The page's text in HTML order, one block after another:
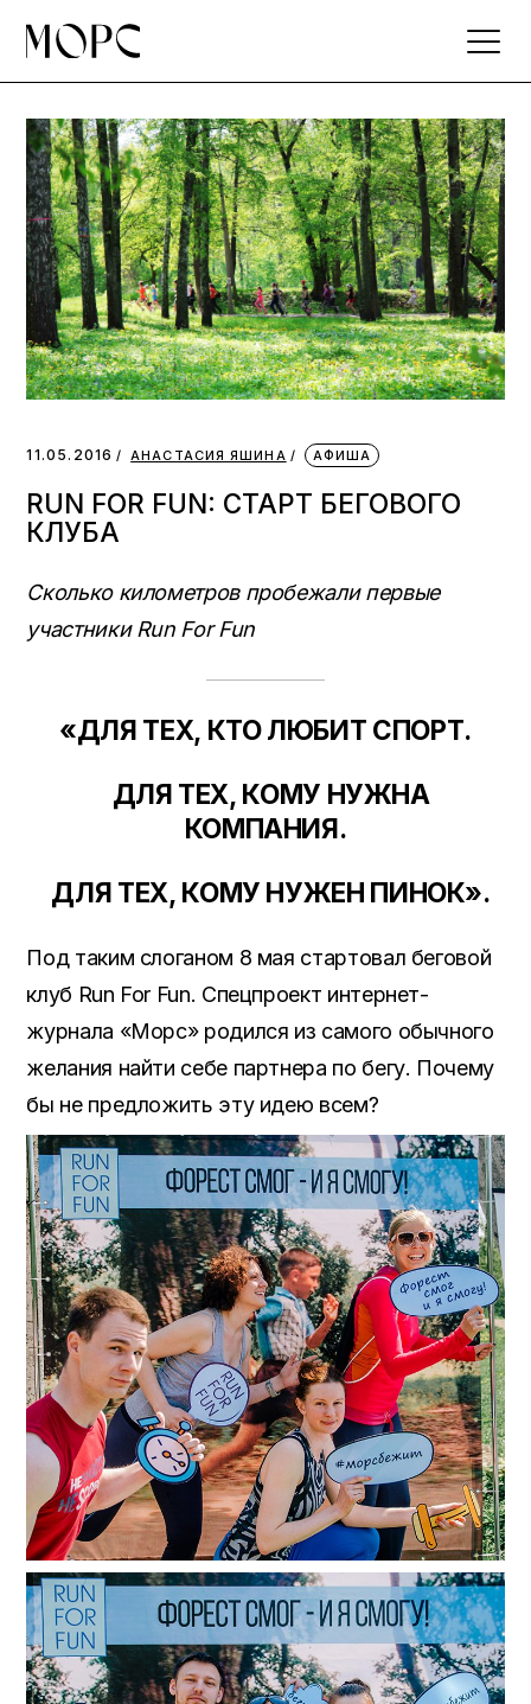
the
11.05.2016 АНАСТАСИЯ ЯШИНА АФИША
RUN FOR FUN: СТАРТ БЕГОВОГО
КЛУБА
Сколько километров пробежали первые
участники Run For Fun
«ДЛЯ ТЕХ, КТО ЛЮБИТ СПОРТ.
ДЛЯ ТЕХ, КОМУ НУЖНА
КОМПАНИЯ.
ДЛЯ ТЕХ, КОМУ НУЖЕН ПИНОК».
Под таким слоганом 8 мая стартовал беговой
клуб Run For Fun. Спецпроект интернет-
журнала «Морс» родился из самого обычного
желания найти себе партнера по бегу. Почему
бы не предложить эту идею всем?